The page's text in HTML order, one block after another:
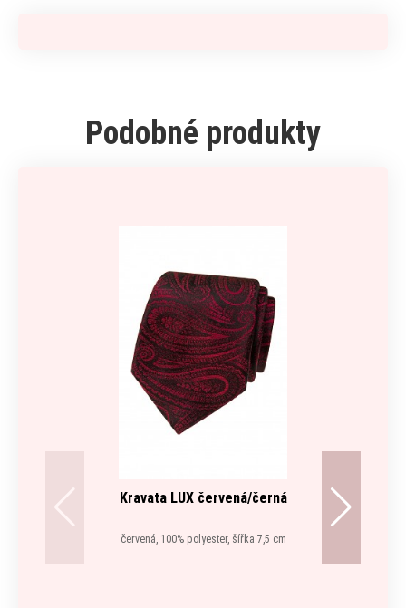
Podobné produkty
Kravata LUX červená/černá
červená, 100% polyester, šířka 7,5 cm